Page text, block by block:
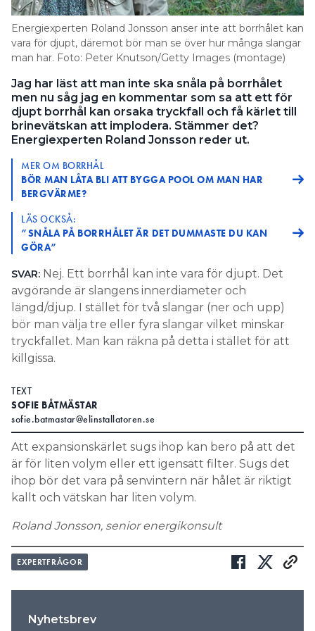
Information om GDPR
Search for:
SEARCH
Energiexperten Roland Jonsson anser inte att borrhålet kan
vara för djupt, däremot bör man se över hur många slangar
man har. Foto: Peter Knutson/Getty Images (montage)
Jag har läst att man inte ska snåla på borrhålet
men nu såg jag en kommentar som sa att ett för
djupt borrhål kan orsaka tryckfall och få kärlet till
brinevätskan att implodera. Stämmer det?
Energiexperten Roland Jonsson reder ut.
MER OM BORRHÅL
BÖR MAN LÅTA BLI ATT BYGGA POOL OM MAN HAR
BERGVÄRME?
LÄS OCKSÅ:
”SNÅLA PÅ BORRHÅLET ÄR DET DUMMASTE DU KAN
GÖRA”
SVAR: Nej. Ett borrhål kan inte vara för djupt. Det
avgörande är slangens innerdiameter och
längd/djup. I stället för två slangar (ner och upp)
bör man välja tre eller fyra slangar vilket minskar
tryckfallet. Man kan räkna på detta i stället för att
killgissa.
TEXT
SOFIE BÅTMÄSTAR
sofie.batmastar@elinstallatoren.se
Att expansionskärlet sugs ihop kan bero på att det
är för liten volym eller ett igensatt filter. Sugs det
ihop bör det vara på senvintern när hålet är riktigt
kallt och vätskan har liten volym.
Roland Jonsson, senior energikonsult
EXPERTFRÅGOR
Nyhetsbrev